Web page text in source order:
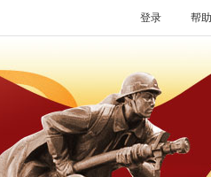
帮助
登录